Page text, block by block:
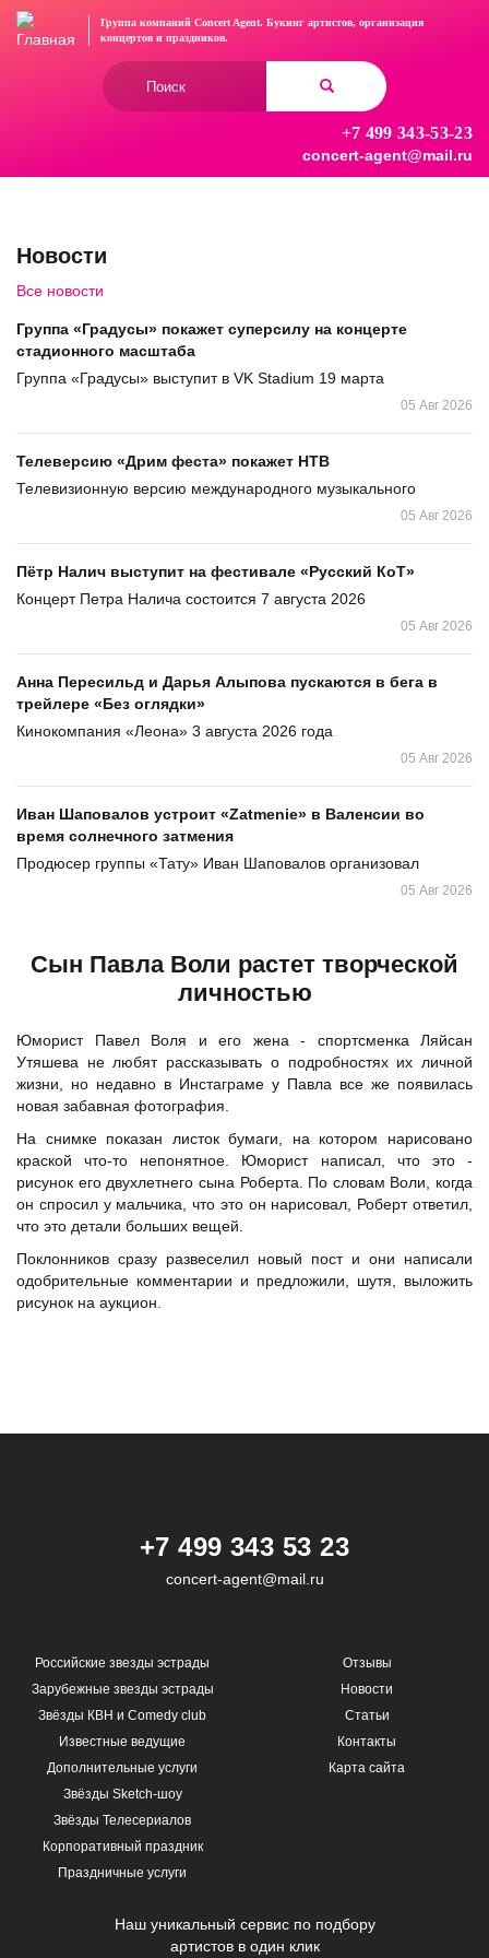
Перейти
Группа компаний Concert Agent. Букинг артистов, организация
концертови праздников.
+7 499 343-53-23
concert-agent@mail.ru
Новости
Все новости
Группа «Градусы» покажет суперсилу на концерте
стадионного масштаба
Группа «Градусы» выступит в VK Stadium 19 марта
05 Авг 2026
Телеверсию «Дрим феста» покажет НТВ
Телевизионную версию международного музыкального
05 Авг 2026
Пётр Налич выступит на фестивале «Русский КоТ»
Концерт Петра Налича состоится 7 августа 2026
05 Авг 2026
Анна Пересильд и Дарья Алыпова пускаются в бега в
трейлере «Без оглядки»
Кинокомпания «Леона» 3 августа 2026 года
05 Авг 2026
Иван Шаповалов устроит «Zatmenie» в Валенсии во
время солнечного затмения
Продюсер группы «Тату» Иван Шаповалов организовал
05 Авг 2026
Сын Павла Воли растет творческой
личностью
Юморист Павел Воля и его жена - спортсменка Ляйсан
Утяшева не любят рассказывать о подробностях их личной
жизни, но недавно в Инстаграме у Павла все же появилась
новая забавная фотография.
На снимке показан листок бумаги, на котором нарисовано
краской что-то непонятное. Юморист написал, что это -
рисунок его двухлетнего сына Роберта. По словам Воли, когда
он спросил у мальчика, что это он нарисовал, Роберт ответил,
что это детали больших вещей.
Поклонников сразу развеселил новый пост и они написали
одобрительные комментарии и предложили, шутя, выложить
рисунок на аукцион.
+7 499 343 53 23
concert-agent@mail.ru
Российские звезды эстрады
Зарубежные звезды эстрады
Звёзды КВН и Comedy club
Известные ведущие
Дополнительные услуги
Звёзды Sketch-шоу
Звёзды Телесериалов
Корпоративный праздник
Праздничные услуги
Отзывы
Новости
Статьи
Контакты
Карта сайта
Наш уникальный сервис по подбору
артистов в один клик